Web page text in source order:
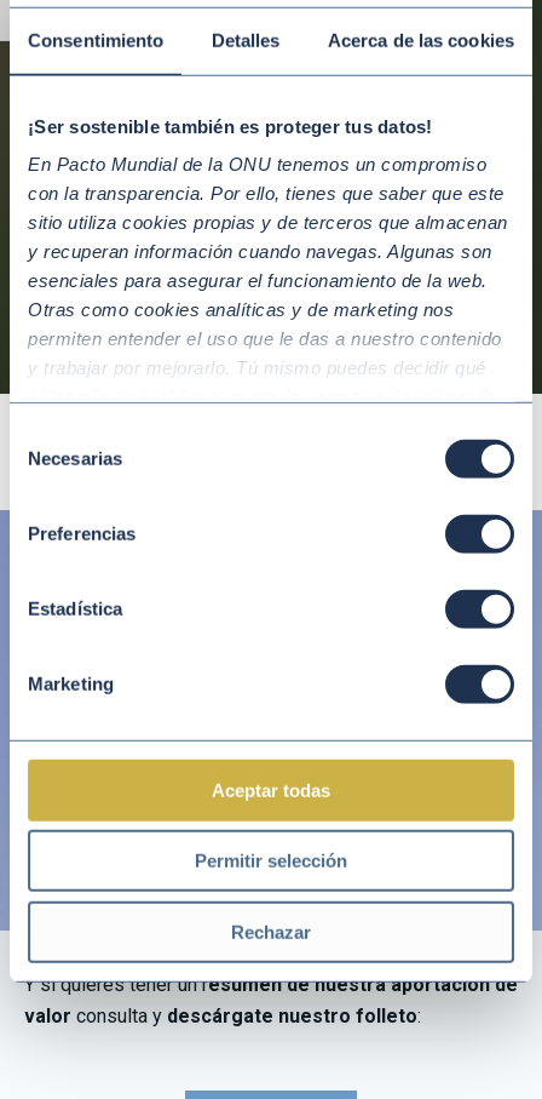
Consentimiento Detalles Acerca de las cookies
¡Ser sostenible también es proteger tus datos!
En Pacto Mundial de la ONU tenemos un compromiso
con la transparencia. Por ello, tienes que saber que este
sitio utiliza cookies propias y de terceros que almacenan
y recuperan información cuando navegas. Algunas son
esenciales para asegurar el funcionamiento de la web.
Otras como cookies analíticas y de marketing nos
permiten entender el uso que le das a nuestro contenido
y trabajar por mejorarlo. Tú mismo puedes decidir qué
quieras que recojamos ninguna información dándole al
Necesarias
Preferencias
Estadística
Marketing
Aceptar todas
Permitir selección
Rechazar
NETWORKING
multistakeholder capaz de generar
sinergias con tu empresa.
Saber más
Y si quieres tener un resumen de nuestra aportación de
valor consulta y descárgate nuestro folleto: